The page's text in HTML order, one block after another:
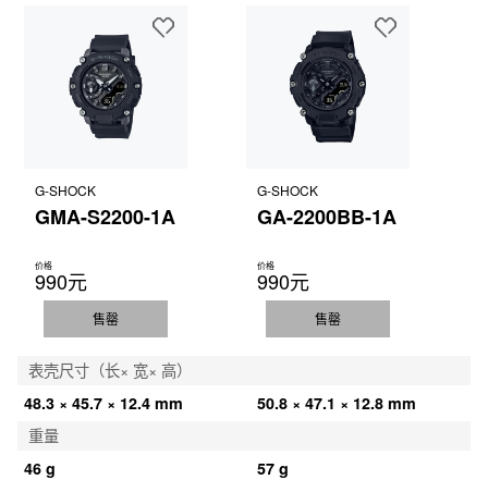
G-SHOCK
GMA-S2200-1A
价格
990元
售罄
G-SHOCK
GA-2200BB-1A
价格
990元
售罄
表壳尺寸（长× 宽× 高）
48.3 × 45.7 × 12.4 mm
50.8 × 47.1 × 12.8 mm
重量
46 g
57 g